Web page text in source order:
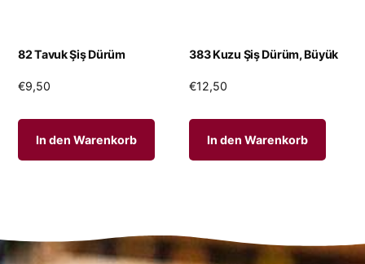
82 Tavuk Şiş Dürüm
€9,50
In den Warenkorb
383 Kuzu Şiş Dürüm, Büyük
€12,50
In den Warenkorb